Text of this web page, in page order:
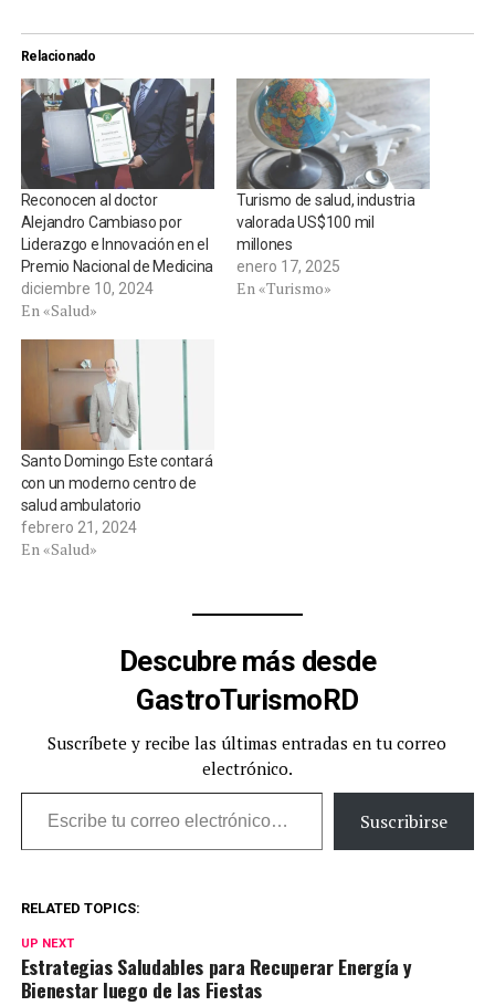
Relacionado
Reconocen al doctor
Alejandro Cambiaso por
Liderazgo e Innovación en el
Premio Nacional de Medicina
diciembre 10, 2024
En «Salud»
Turismo de salud, industria
valorada US$100 mil
millones
enero 17, 2025
En «Turismo»
Santo Domingo Este contará
con un moderno centro de
salud ambulatorio
febrero 21, 2024
En «Salud»
Descubre más desde
GastroTurismoRD
Suscríbete y recibe las últimas entradas en tu correo
electrónico.
Escribe tu correo electrónico…
Suscribirse
RELATED TOPICS:
UP NEXT
Estrategias Saludables para Recuperar Energía y
Bienestar luego de las Fiestas